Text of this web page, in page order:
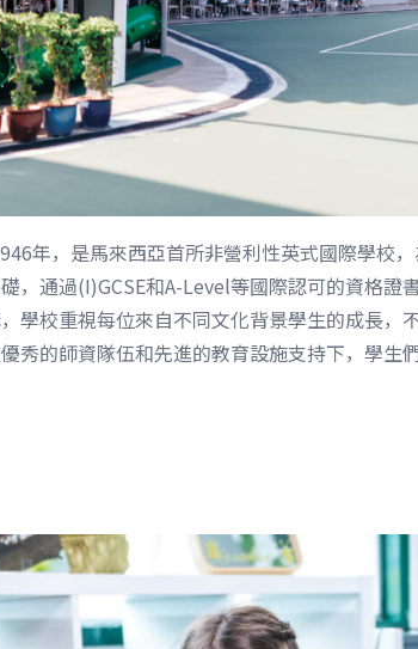
年，是馬來西亞首所非營利性英式國際學校，
，通過(I)GCSE和A-Level等國際認可的資格證
學校重視每位來自不同文化背景學生的成長，
秀的師資隊伍和先進的教育設施支持下，學生